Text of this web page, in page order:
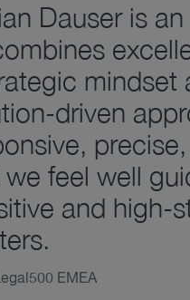
Dauser is
mindset
driven
feel well
and high-
EMEA